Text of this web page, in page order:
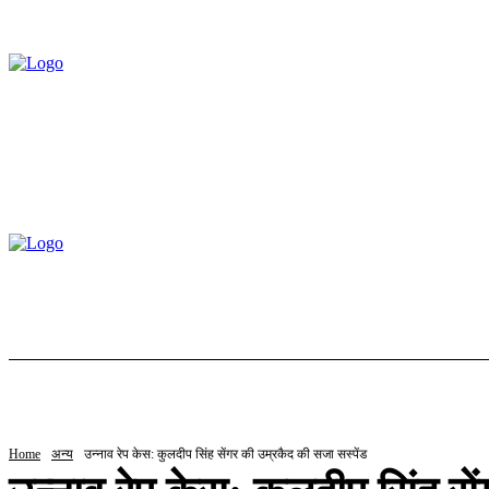
Home अन्य उन्नाव रेप केस: कुलदीप सिंह सेंगर की उम्रकैद की सजा सस्पेंड